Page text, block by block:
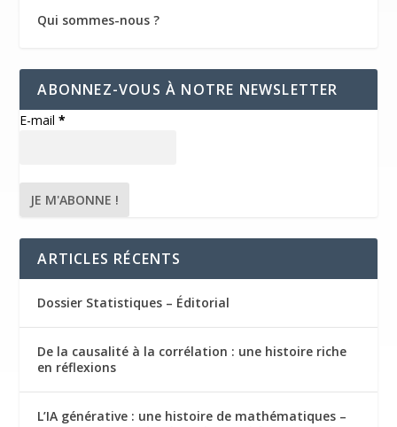
Qui sommes-nous ?
ABONNEZ-VOUS À NOTRE NEWSLETTER
E-mail*
ARTICLES RÉCENTS
Dossier Statistiques – Éditorial
De la causalité à la corrélation : une histoire riche
en réflexions
L’IA générative : une histoire de mathématiques –